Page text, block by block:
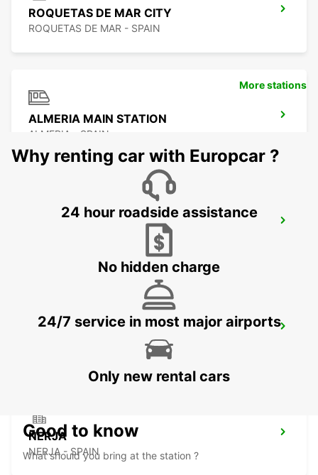
ROQUETAS DE MAR CITY
ROQUETAS DE MAR - SPAIN
ALMERIA MAIN STATION
ALMERIA - SPAIN
HUERCAL DE ALMERIA - SPAIN
ALMERIA AIRPORT
NERJA
NERJA - SPAIN
More stations
Why renting car with Europcar ?
24 hour roadside assistance
No hidden charge
24/7 service in most major airports
Only new rental cars
Good to know
What should you bring at the station ?